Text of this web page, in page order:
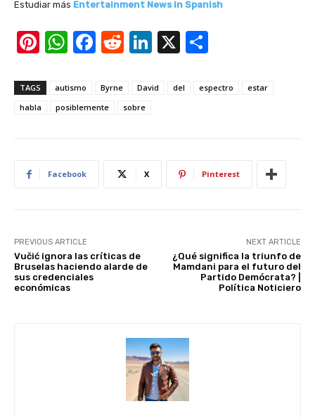
Estudiar más Entertainment News in Spanish
Pi
er
e
W
at
s
p
F
c
e
R
di
Li
k
X
ar
TAGS autismo Byrne David del espectro
estar
habla
posiblemente sobre
Facebook X Pinterest
PREVIOUS ARTICLE
Vučić ignora las críticas de
Bruselas haciendo alarde de
sus credenciales
económicas
NEXT ARTICLE
¿Qué significa la triunfo de
Mamdani para el futuro del
Partido Demócrata? |
Política Noticiero